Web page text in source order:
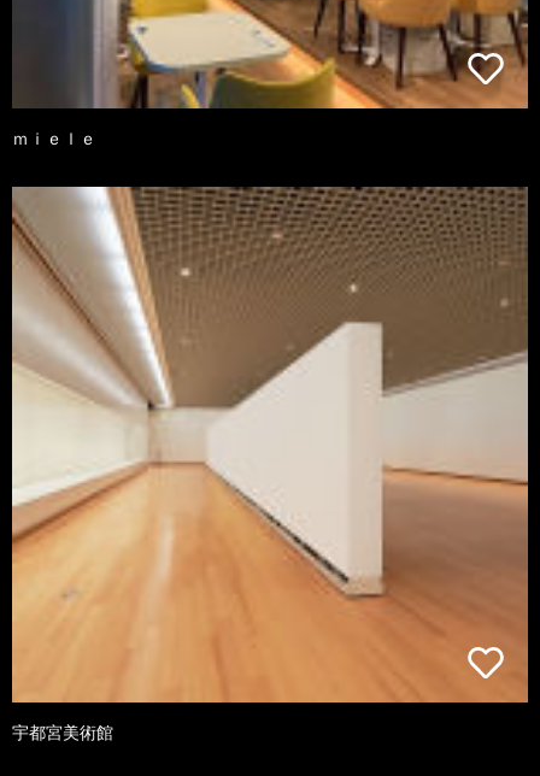
ｍｉｅｌｅ
宇都宮美術館